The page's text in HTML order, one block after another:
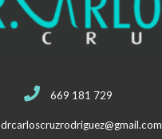
669 181 729
drcarloscruzrodriguez@gmail.com